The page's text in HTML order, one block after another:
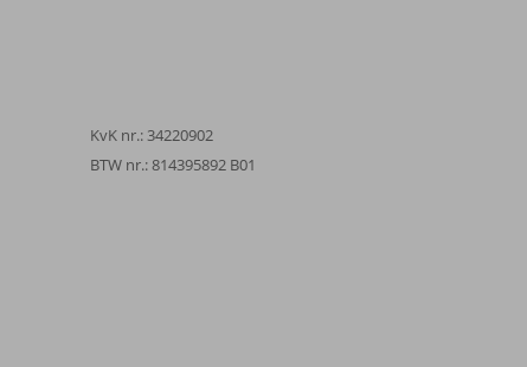
KvK nr.: 34220902
BTW nr.: 814395892 B01